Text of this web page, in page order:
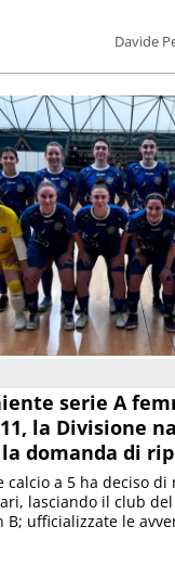
Davide
serie A
la Divisione
domanda di
calcio a 5 ha deciso
lasciando il club
B; ufficializzate le